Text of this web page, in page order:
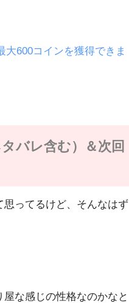
大600コインを獲得できま
バレ含む）＆次回
ってるけど、そんなはず
な感じの性格なのかなと